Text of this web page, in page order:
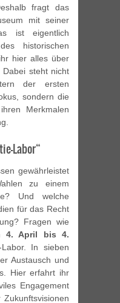
fragt das
mit seiner
ist eigentlich
historischen
hier alles über
Dabei steht nicht
der ersten
sondern die
Merkmalen
Labor“
gewährleistet
zu einem
Und welche
für das Recht
Fragen wie
4. April bis 4.
In sieben
Austausch und
Hier erfahrt ihr
Engagement